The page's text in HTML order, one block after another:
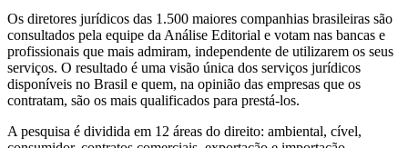
Os diretores jurídicos das 1.500 maiores companhias brasileiras são
consultados pela equipe da Análise Editorial e votam nas bancas e
profissionais que mais admiram, independente de utilizarem os seus
serviços. O resultado é uma visão única dos serviços jurídicos
disponíveis no Brasil e quem, na opinião das empresas que os
contratam, são os mais qualificados para prestá-los.
A pesquisa é dividida em 12 áreas do direito: ambiental, cível,